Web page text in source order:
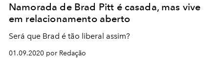
Namorada de Brad Pitt é casada, mas vive
em relacionamento aberto
Será que Brad é tão liberal assim?
01.09.2020 por Redação